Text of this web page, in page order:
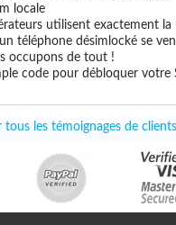
locale
utilisent exactement la
téléphone désimlocké se
occupons de tout !
code pour débloquer votre
les témoignages de